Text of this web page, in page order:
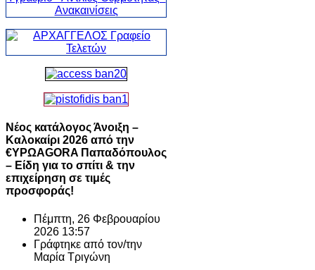
Νέος κατάλογος Άνοιξη –
Καλοκαίρι 2026 από την
€ΥΡΩAGORA Παπαδόπουλος
– Είδη για το σπίτι & την
επιχείρηση σε τιμές
προσφοράς!
Πέμπτη, 26 Φεβρουαρίου
2026 13:57
Γράφτηκε από τον/την
Μαρία Τριγώνη